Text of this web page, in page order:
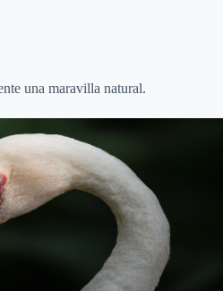
una maravilla natural.